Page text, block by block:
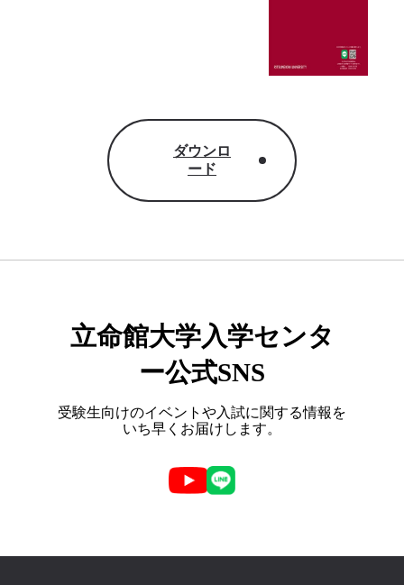
ダウンロ
ード
立命館大学入学センタ
ー公式SNS
受験生向けのイベントや入試に関する情報を
いち早くお届けします。